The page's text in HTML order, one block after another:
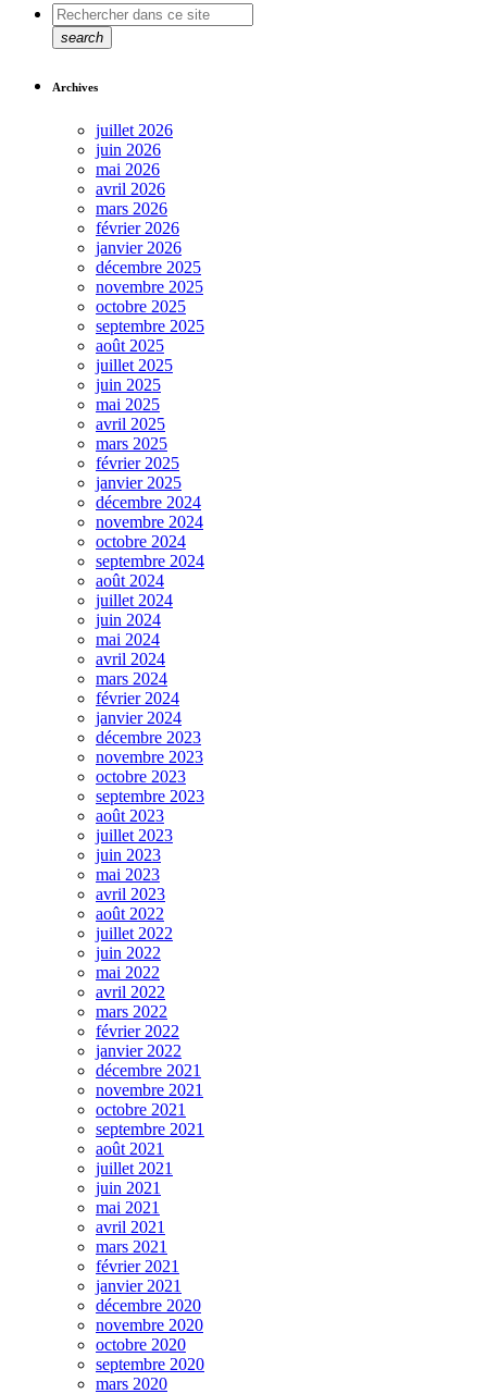
search
Archives
juillet 2026
juin 2026
mai 2026
avril 2026
mars 2026
février 2026
janvier 2026
décembre 2025
novembre 2025
octobre 2025
septembre 2025
août 2025
juillet 2025
juin 2025
mai 2025
avril 2025
mars 2025
février 2025
janvier 2025
décembre 2024
novembre 2024
octobre 2024
septembre 2024
août 2024
juillet 2024
juin 2024
mai 2024
avril 2024
mars 2024
février 2024
janvier 2024
décembre 2023
novembre 2023
octobre 2023
septembre 2023
août 2023
juillet 2023
juin 2023
mai 2023
avril 2023
août 2022
juillet 2022
juin 2022
mai 2022
avril 2022
mars 2022
février 2022
janvier 2022
décembre 2021
novembre 2021
octobre 2021
septembre 2021
août 2021
juillet 2021
juin 2021
mai 2021
avril 2021
mars 2021
février 2021
janvier 2021
décembre 2020
novembre 2020
octobre 2020
septembre 2020
mars 2020